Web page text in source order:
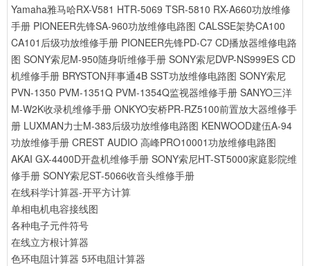
Yamaha雅马哈RX-V581 HTR-5069 TSR-5810 RX-A660功放维修
手册 PIONEER先锋SA-960功放维修电路图 CALSSE架势CA100
CA101后级功放维修手册 PIONEER先锋PD-C7 CD播放器维修电路
图 SONY索尼M-950随身听维修手册 SONY索尼DVP-NS999ES CD
机维修手册 BRYSTON拜事通4B SST功放维修电路图 SONY索尼
PVN-1350 PVM-1351Q PVM-1354Q监视器维修手册 SANYO三洋
M-W2K收录机维修手册 ONKYO安桥PR-RZ5100前置放大器维修手
册 LUXMAN力士M-383后级功放维修电路图 KENWOOD建伍A-94
功放维修手册 CREST AUDIO 高峰PRO10001功放维修电路图
AKAI GX-4400D开盘机维修手册 SONY索尼HT-ST5000家庭影院维
修手册 SONY索尼ST-5066收音头维修手册
在线科学计算器-开平方计算
单相电机电容接线图
各种电子元件符号
在线立方根计算器
色环电阻计算器 5环电阻计算器